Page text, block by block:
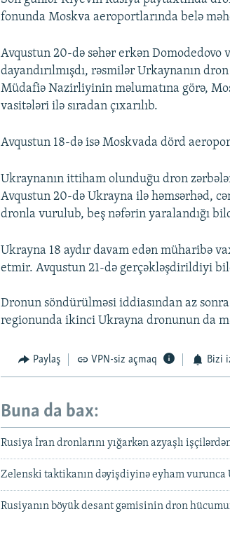
fonunda Moskva aeroportlarında belə
Avqustun 20-də səhər erkən
dayandırılmışdı, rəsmilər Urkaynanın
Müdafiə Nazirliyinin məlumatına görə,
vasitələri ilə sıradan çıxarılıb.
Avqustun 18-də isə Moskvada dörd
Ukraynanın ittiham olunduğu dron
Avqustun 20-də Ukrayna ilə həmsərhəd,
dronla vurulub, beş nəfərin yaralandığı
Ukrayna 18 aydır davam edən müharibə
etmir. Avqustun 21-də gerçəkləşdirildiyi
Dronun söndürülməsi iddiasından az
regionunda ikinci Ukrayna dronunun da
Paylaş VPN-siz açmaq Bizi
Buna da bax:
Rusiya İran dronlarını yığarkən azyaşlı
Zelenski taktikanın dəyişdiyinə eyham vurunca
Rusiyanın böyük desant gəmisinin dron